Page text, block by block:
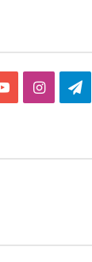
b
I
g
r